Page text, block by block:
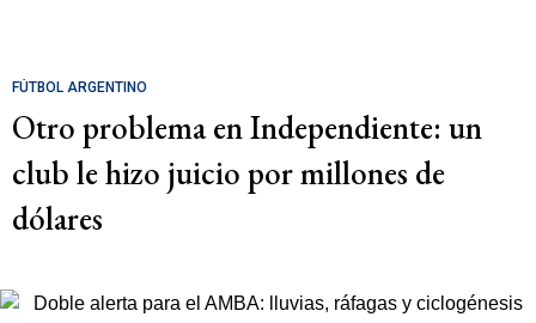
FÚTBOL ARGENTINO
Otro problema en Independiente: un
club le hizo juicio por millones de
dólares